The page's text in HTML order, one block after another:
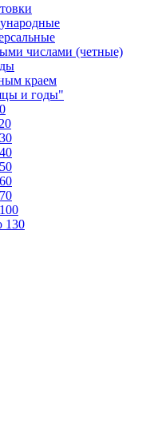
числами (четные)
краем
и годы"
130